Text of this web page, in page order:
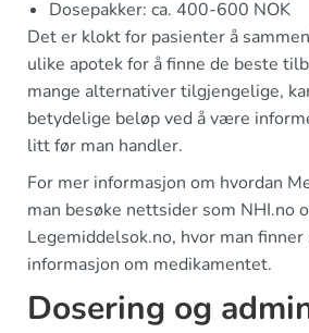
Dosepakker: ca. 400-600 NOK
Det er klokt for pasienter å
ulike apotek for å finne de beste
mange alternativer tilgjengelige,
betydelige beløp ved å være
litt før man handler.
For mer informasjon om hvordan
man besøke nettsider som NHI.no
Legemiddelsok.no, hvor man
informasjon om medikamentet.
Dosering og